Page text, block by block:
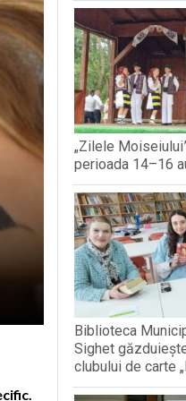
Baia Mare
DIN MUNȚII
„Zilele
perioada 14–16
Biblioteca
Sighet
clubului de carte